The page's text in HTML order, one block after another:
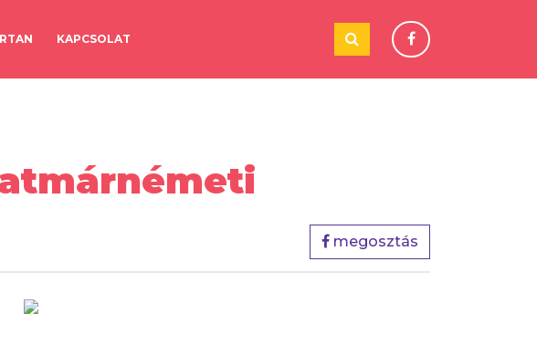
KAPCSOLAT
megosztás